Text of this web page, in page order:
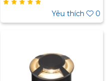
Kích thước: 125 x 125 x
105mm Kích thước
khoét lỗ: Ø103mm
CRI: Ra81 IP: 67 Ánh
sáng vàng: 3000K Chất
liệu: thép không gỉ
Yêu thích 0